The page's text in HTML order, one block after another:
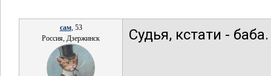
сам, 53
Россия, Дзержинск
Судья, кстати - баба.